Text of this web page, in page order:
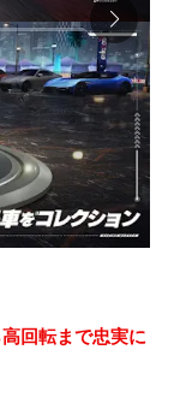
回転まで忠実に